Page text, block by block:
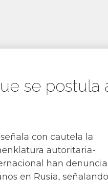
se postula
con cautela la
autoritaria-
han
en Rusia, señalando